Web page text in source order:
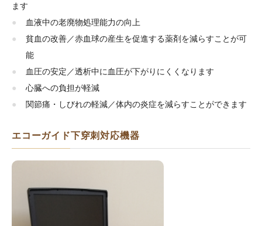
ます
血液中の老廃物処理能力の向上
貧血の改善／赤血球の産生を促進する薬剤を減らすことが可
能
血圧の安定／透析中に血圧が下がりにくくなります
心臓への負担が軽減
関節痛・しびれの軽減／体内の炎症を減らすことができます
エコーガイド下穿刺対応機器